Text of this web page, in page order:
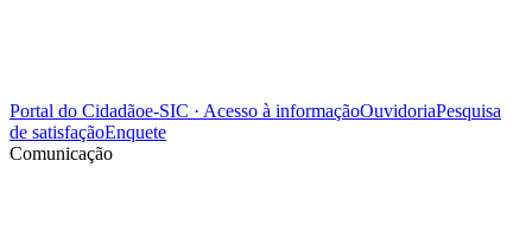
Portal do Cidadãoe-SIC · Acesso à informaçãoOuvidoriaPesquisa
de satisfaçãoEnquete
Comunicação